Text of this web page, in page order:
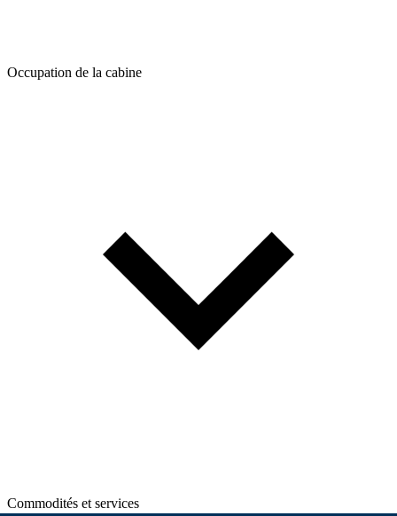
Occupation de la cabine
Commodités et services